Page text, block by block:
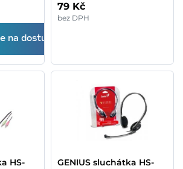
na dostupnost
79 Kč
bez DPH
HS-
GENIUS sluchátka HS-